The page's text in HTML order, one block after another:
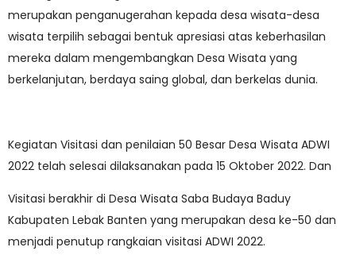
merupakan penganugerahan kepada desa wisata-desa
wisata terpilih sebagai bentuk apresiasi atas keberhasilan
mereka dalam mengembangkan Desa Wisata yang
berkelanjutan, berdaya saing global, dan berkelas dunia.
Kegiatan Visitasi dan penilaian 50 Besar Desa Wisata ADWI
2022 telah selesai dilaksanakan pada 15 Oktober 2022. Dan
Visitasi berakhir di Desa Wisata Saba Budaya Baduy
Kabupaten Lebak Banten yang merupakan desa ke-50 dan
menjadi penutup rangkaian visitasi ADWI 2022.